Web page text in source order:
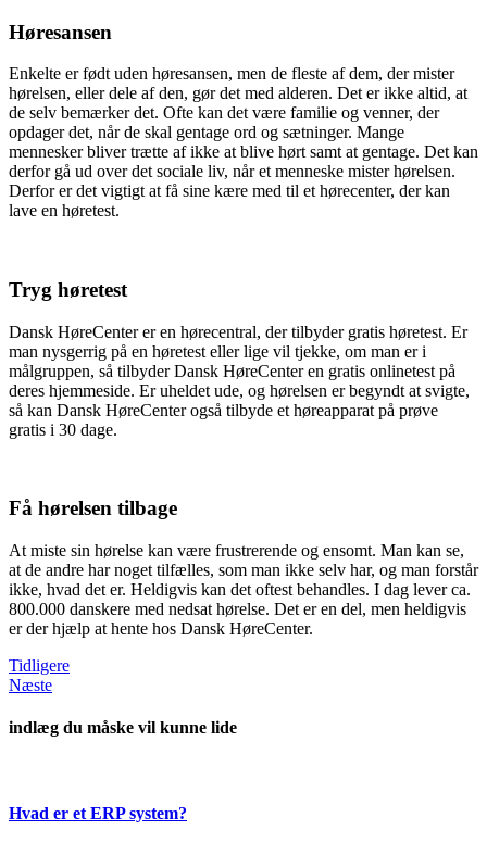
Høresansen
Enkelte er født uden høresansen, men de fleste af dem, der mister
hørelsen, eller dele af den, gør det med alderen. Det er ikke altid, at
de selv bemærker det. Ofte kan det være familie og venner, der
opdager det, når de skal gentage ord og sætninger. Mange
mennesker bliver trætte af ikke at blive hørt samt at gentage. Det kan
derfor gå ud over det sociale liv, når et menneske mister hørelsen.
Derfor er det vigtigt at få sine kære med til et hørecenter, der kan
lave en høretest.
Tryg høretest
Dansk HøreCenter er en hørecentral, der tilbyder gratis høretest. Er
man nysgerrig på en høretest eller lige vil tjekke, om man er i
målgruppen, så tilbyder Dansk HøreCenter en gratis onlinetest på
deres hjemmeside. Er uheldet ude, og hørelsen er begyndt at svigte,
så kan Dansk HøreCenter også tilbyde et høreapparat på prøve
gratis i 30 dage.
Få hørelsen tilbage
At miste sin hørelse kan være frustrerende og ensomt. Man kan se,
at de andre har noget tilfælles, som man ikke selv har, og man forstår
ikke, hvad det er. Heldigvis kan det oftest behandles. I dag lever ca.
800.000 danskere med nedsat hørelse. Det er en del, men heldigvis
er der hjælp at hente hos Dansk HøreCenter.
Tidligere
Næste
indlæg du måske vil kunne lide
Hvad er et ERP system?